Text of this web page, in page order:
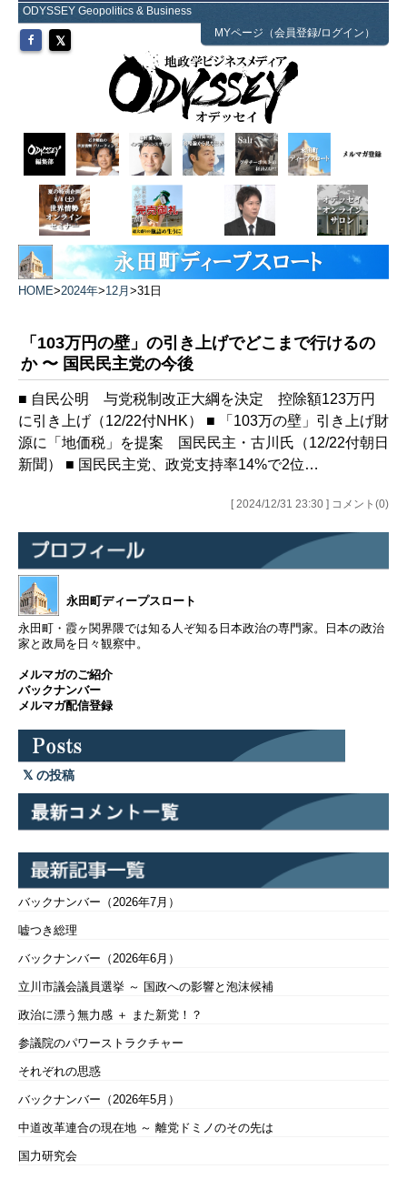
ODYSSEY Geopolitics & Business
MYページ（会員登録/ログイン）
HOME>2024年>12月 >31日
「103万円の壁」の引き上げでどこまで行けるの
か 〜 国民民主党の今後
■ 自民公明 与党税制改正大綱を決定 控除額123万円
に引き上げ（12/22付NHK） ■ 「103万の壁」引き上げ財
源に「地価税」を提案 国民民主・古川氏（12/22付朝日
新聞） ■ 国民民主党、政党支持率14%で2位…
[ 2024/12/31 23:30 ] コメント(0)
永田町ディープスロート
永田町・霞ヶ関界隈では知る人ぞ知る日本政治の専門家。日本の政治
家と政局を日々観察中。
メルマガのご紹介
バックナンバー
メルマガ配信登録
の投稿
バックナンバー（2026年7月）
嘘つき総理
バックナンバー（2026年6月）
立川市議会議員選挙 ～ 国政への影響と泡沫候補
政治に漂う無力感 ＋ また新党！？
参議院のパワーストラクチャー
それぞれの思惑
バックナンバー（2026年5月）
中道改革連合の現在地 ～ 離党ドミノのその先は
国力研究会